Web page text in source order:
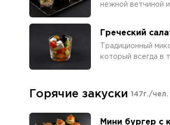
нежной ветчиной
Греческий
Традиционный
который всегда в
Горячие закуски 147г./чел.
Мини бургер с